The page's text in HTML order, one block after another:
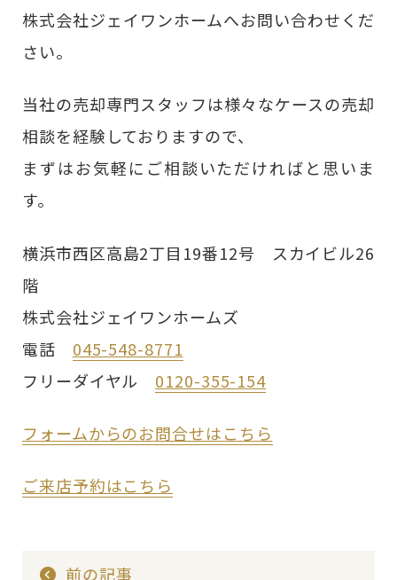
株式会社ジェイワンホームへお問い合わせくだ
さい。
当社の売却専門スタッフは様々なケースの売却
相談を経験しておりますので、
まずはお気軽にご相談いただければと思いま
す。
横浜市西区高島2丁目19番12号 スカイビル26
階
株式会社ジェイワンホームズ
電話 045-548-8771
フリーダイヤル 0120-355-154
フォームからのお問合せはこちら
ご来店予約はこちら
前の記事